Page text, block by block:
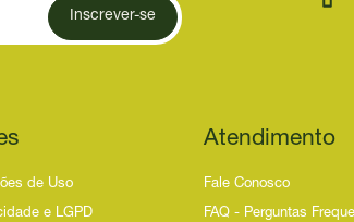
Inscrever-se
de Uso
e LGPD
Atendimento
Fale Conosco
FAQ - Perguntas